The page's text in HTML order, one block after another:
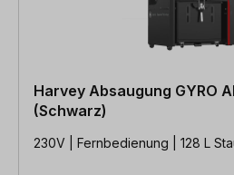
Harvey Absaugung GYRO
(Schwarz)
230V | Fernbedienung | 128 L